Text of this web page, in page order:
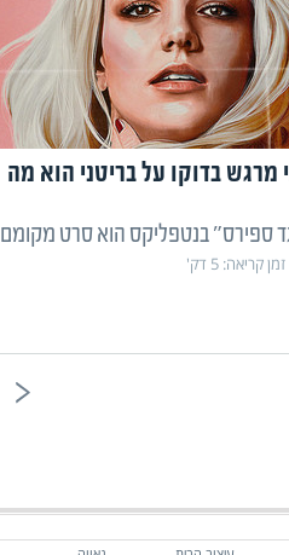
מרגש בדוקו על בריטני הוא מה
ספירס" בנטפליקס הוא סרט מקומם
זמן קריאה:5 דק'